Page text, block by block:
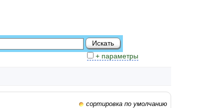
+ параметры
сортировка по умолчанию